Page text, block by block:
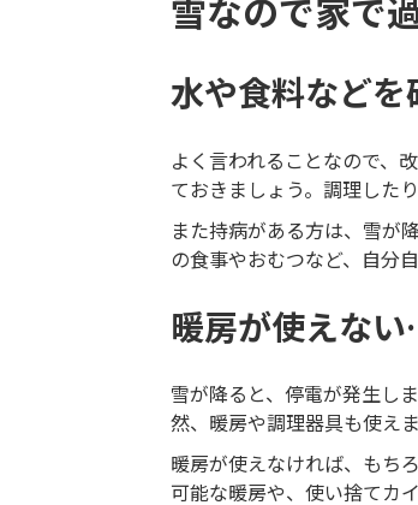
雪なので家で
水や食料などを
よく言われることなので、
ておきましょう。調理した
また持病がある方は、雪が
の食事やおむつなど、自分
暖房が使えな
雪が降ると、停電が発生し
然、暖房や調理器具も使えま
暖房が使えなければ、もち
可能な暖房や、使い捨てカ